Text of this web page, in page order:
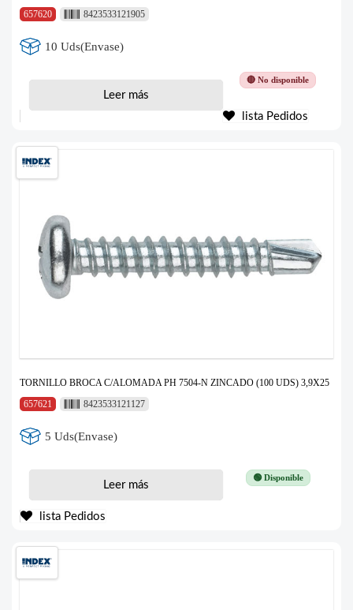
657620
8423533121905
10 Uds(Envase)
🔴 No disponible
Leer más
lista Pedidos
TORNILLO BROCA C/ALOMADA PH 7504-N ZINCADO (100 UDS) 3,9X25
657621
8423533121127
5 Uds(Envase)
🟢 Disponible
Leer más
lista Pedidos